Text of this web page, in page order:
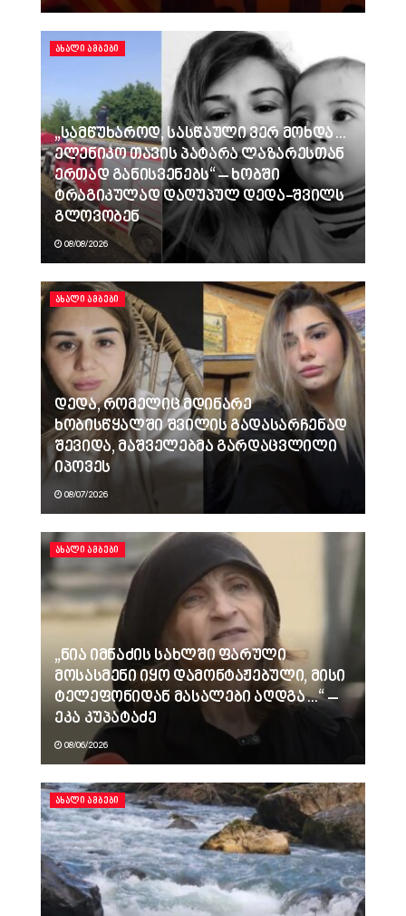
ᲐᲮᲐᲚᲘ ᲐᲛᲑᲔᲑᲘ
„სამწუხაროდ, სასწაული ვერ მოხდა…
ელენიკო თავის პატარა ლაზარესთან
ერთად განისვენებს“ – ხობში
ტრაგიკულად დაღუპულ დედა-შვილს
გლოვობენ
08/08/2026
ᲐᲮᲐᲚᲘ ᲐᲛᲑᲔᲑᲘ
დედა, რომელიც მდინარე
ხობისწყალში შვილის გადასარჩენად
შევიდა, მაშველებმა გარდაცვლილი
იპოვეს
08/07/2026
ᲐᲮᲐᲚᲘ ᲐᲛᲑᲔᲑᲘ
„ნია იმნაძის სახლში ფარული
მოსასმენი იყო დამონტაჟებული, მისი
ტელეფონიდან მასალები აღდგა…“ –
ეკა კუპატაძე
08/06/2026
ᲐᲮᲐᲚᲘ ᲐᲛᲑᲔᲑᲘ